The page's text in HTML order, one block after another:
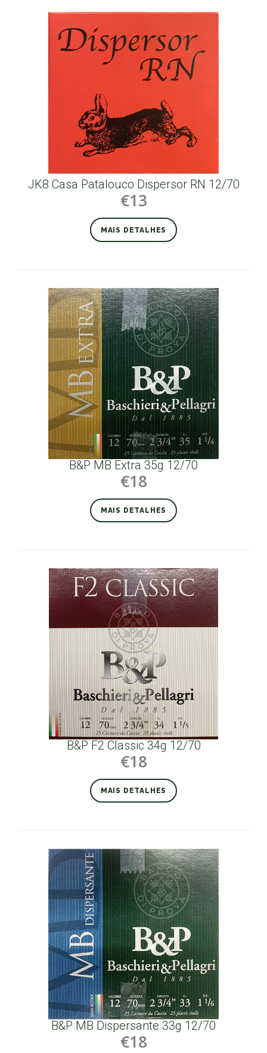
JK8 Casa Patalouco Dispersor RN 12/70
€13
MAIS DETALHES
B&P MB Extra 35g 12/70
€18
MAIS DETALHES
B&P F2 Classic 34g 12/70
€18
MAIS DETALHES
B&P MB Dispersante 33g 12/70
€18